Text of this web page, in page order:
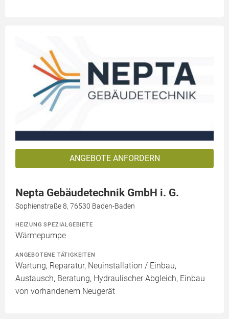
ANGEBOTE ANFORDERN
Nepta Gebäudetechnik GmbH i. G.
Sophienstraße 8, 76530 Baden-Baden
HEIZUNG SPEZIALGEBIETE
Wärmepumpe
ANGEBOTENE TÄTIGKEITEN
Wartung, Reparatur, Neuinstallation / Einbau,
Austausch, Beratung, Hydraulischer Abgleich, Einbau
von vorhandenem Neugerät